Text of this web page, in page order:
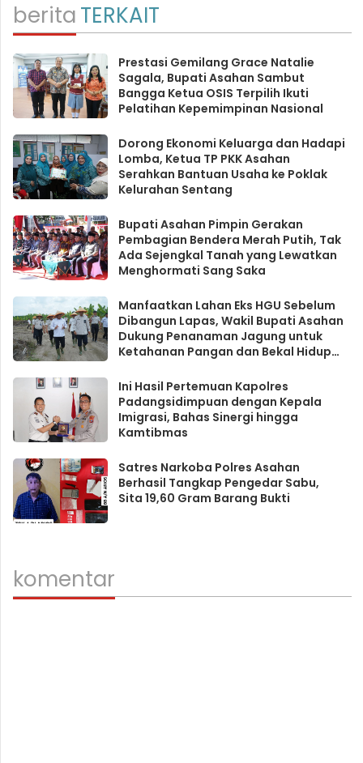
beritaTERKAIT
Prestasi Gemilang Grace Natalie
Sagala, Bupati Asahan Sambut
Bangga Ketua OSIS Terpilih Ikuti
Pelatihan Kepemimpinan Nasional
Dorong Ekonomi Keluarga dan Hadapi
Lomba, Ketua TP PKK Asahan
Serahkan Bantuan Usaha ke Poklak
Kelurahan Sentang
Bupati Asahan Pimpin Gerakan
Pembagian Bendera Merah Putih, Tak
Ada Sejengkal Tanah yang Lewatkan
Menghormati Sang Saka
Manfaatkan Lahan Eks HGU Sebelum
Dibangun Lapas, Wakil Bupati Asahan
Dukung Penanaman Jagung untuk
Ketahanan Pangan dan Bekal Hidup
Ini Hasil Pertemuan Kapolres
Padangsidimpuan dengan Kepala
Imigrasi, Bahas Sinergi hingga
Kamtibmas
Satres Narkoba Polres Asahan
Berhasil Tangkap Pengedar Sabu,
Sita 19,60 Gram Barang Bukti
komentar